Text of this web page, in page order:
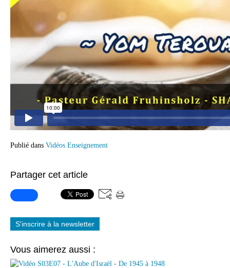
Publié dans Vidéos Enseignement
Partager cet article
S'inscrire à la newsletter
Vous aimerez aussi :